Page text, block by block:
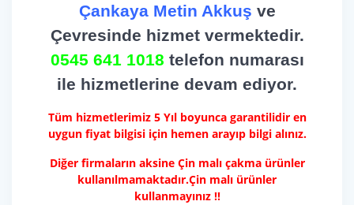
Çankaya Metin Akkuş ve
Çevresinde hizmet vermektedir.
0545 641 1018 telefon numarası
ile hizmetlerine devam ediyor.
Tüm hizmetlerimiz 5 Yıl boyunca garantilidir en
uygun fiyat bilgisi için hemen arayıp bilgi alınız.
Diğer firmaların aksine Çin malı çakma ürünler
kullanılmamaktadır.Çin malı ürünler
kullanmayınız !!